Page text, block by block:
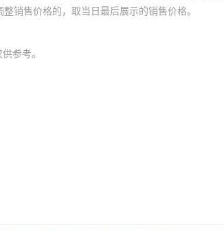
销售价格的，取当日最后展示的销售价格。
参考。